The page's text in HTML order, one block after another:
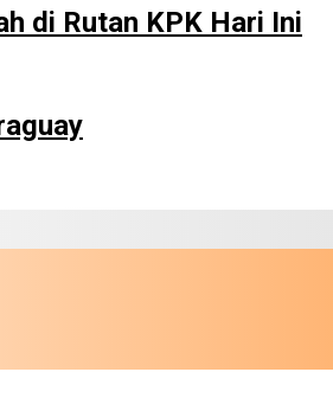
di Rutan KPK Hari Ini